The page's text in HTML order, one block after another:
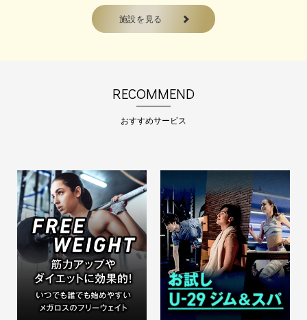
～★★大人気マシンピラティス
パ…
こだわる夏へ～ひとりでは続か
なかった人こそ、パーソナル
へ！
2026.01.01
お試しアンダー29 会員 受付中
29歳以下 新規入会時限定プラン
メガロスを気軽に…
2026.06.01
＜期間限定＞🌻夏期ビジターチ
施設を見る
RECOMMEND
おすすめサービス